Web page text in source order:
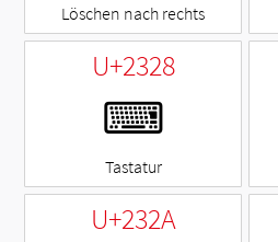
Löschen nach rechts
U+2328
⌨
Tastatur
U+232A